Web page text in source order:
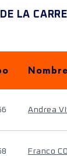
LA
Nombre
Andrea
Franco